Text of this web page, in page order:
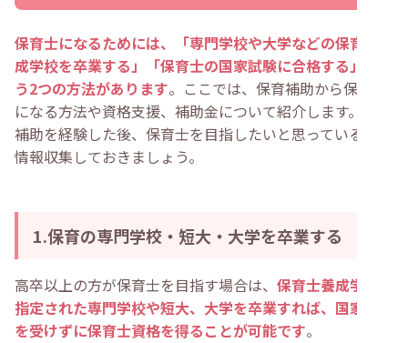
保育士になるためには、「専門学校や大学などの保育士養
成学校を卒業する」「保育士の国家試験に合格する」とい
う2つの方法があります。ここでは、保育補助から保育士
になる方法や資格支援、補助金について紹介します。保育
補助を経験した後、保育士を目指したいと思っている方は
情報収集しておきましょう。
1.保育の専門学校・短大・大学を卒業する
高卒以上の方が保育士を目指す場合は、 保育士養成学校に
指定された専門学校や短大、大学を卒業すれば、国家試験
を受けずに保育士資格を得ることが可能です。